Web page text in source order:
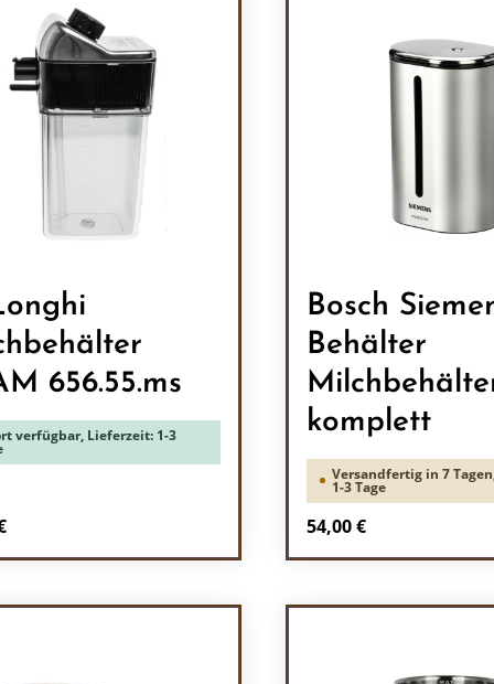
656.55.ms
verfügbar, Lieferzeit: 1-3
Preis:
Bosch
Behälter
komplett
Versandfertig in 7
1-3 Tage
Regulärer Preis:
54,00 €